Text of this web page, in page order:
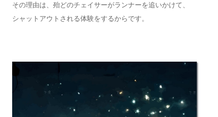
その理由は、殆どのチェイサーがランナーを追いかけて、
シャットアウトされる体験をするからです。